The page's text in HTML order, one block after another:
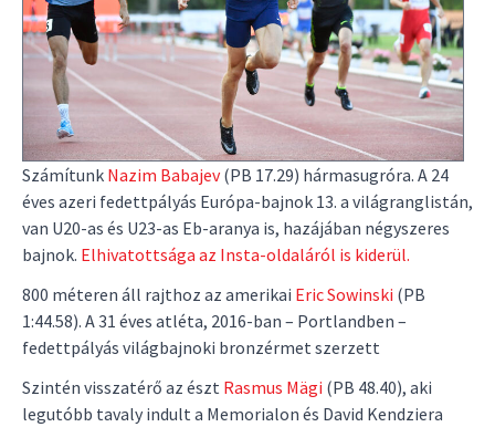
Számítunk Nazim Babajev(PB 17.29) hármasugróra. A 24
éves azeri fedettpályás Európa-bajnok 13. a világranglistán,
van U20-as és U23-as Eb-aranya is, hazájában négyszeres
bajnok. Elhivatottsága az Insta-oldaláról is kiderül.
800 méteren áll rajthoz az amerikai Eric Sowinski (PB
1:44.58). A 31 éves atléta, 2016-ban – Portlandben –
fedettpályás világbajnoki bronzérmet szerzett
Szintén visszatérő az észt Rasmus Mägi (PB 48.40), aki
legutóbb tavaly indult a Memorialon és David Kendziera